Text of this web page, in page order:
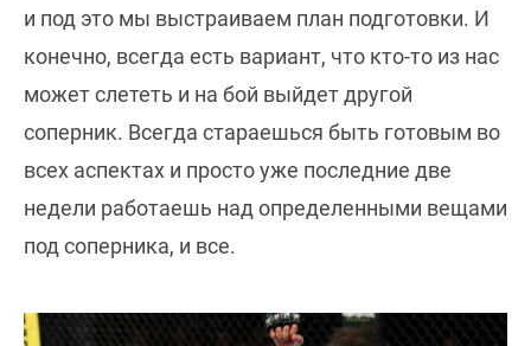
и под это мы выстраиваем план подготовки. И
конечно, всегда есть вариант, что кто-то из нас
может слететь и на бой выйдет другой
соперник. Всегда стараешься быть готовым во
всех аспектах и просто уже последние две
недели работаешь над определенными вещами
под соперника, и все.